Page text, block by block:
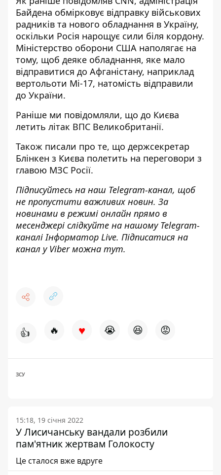
Байдена обмірковує відправку військових
радників та нового обладнання в Україну,
оскільки Росія нарощує сили біля кордону.
Міністерство оборони США наполягає на
тому, щоб деяке обладнання, яке мало
відправитися до Афганістану, наприклад
вертольоти Мі-17, натомість відправили
до України.
Раніше ми повідомляли, що до Києва
летить літак ВПС Великобританії.
Також писали про те, що держсекретар
Блінкен з Києва полетить на переговори з
главою МЗС Росії.
Підписуйтесь на наш Telegram-канал, щоб
не пропустити важливих новин. За
новинами в режимі онлайн прямо в
месенджері слідкуйте на нашому Telegram-
каналіІнформатор Live. Підписатися на
канал у Viber можна тут.
👍 🔥 ♥ 😭 😆 😡
ЗСУ
15:18, 19 січня 2022
У Лисичанську вандали розбили
пам'ятник жертвам Голокосту
Це сталося вже вдруге